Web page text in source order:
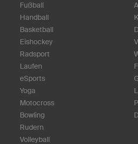
Fußball
Handball
Basketball
Eishockey
Radsport
Laufen
eSports
Yoga
Motocross
Bowling
Rudern
Volleyball